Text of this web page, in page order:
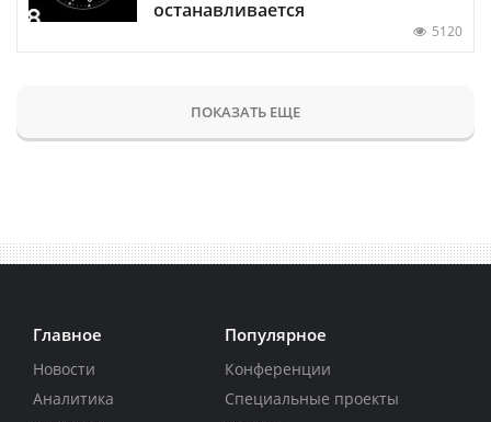
останавливается
5120
ПОКАЗАТЬ ЕЩЕ
Главное
Новости
Аналитика
Популярное
Конференции
Специальные проекты